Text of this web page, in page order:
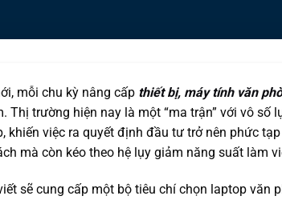
mỗi chu kỳ nâng cấp thiết bị, máy tính văn
Thị trường hiện nay là một “ma trận” với vô
khiến việc ra quyết định đầu tư trở nên phức
mà còn kéo theo hệ lụy giảm năng suất làm
sẽ cung cấp một bộ tiêu chí chọn laptop văn